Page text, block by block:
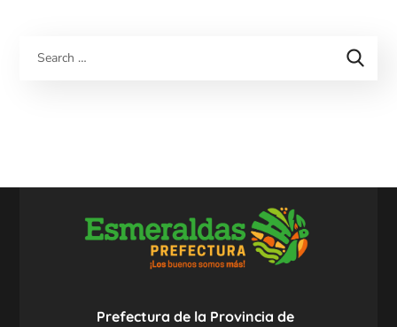
Prefectura de la Provincia de